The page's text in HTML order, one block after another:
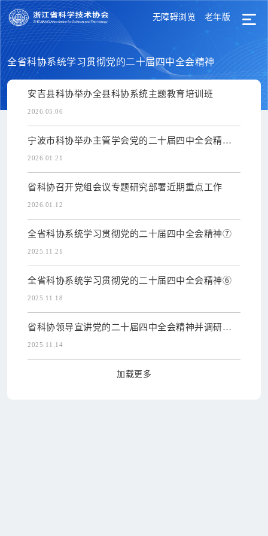
无障碍浏览 老年版
全省科协系统学习贯彻党的二十届四中全会精神
安吉县科协举办全县科协系统主题教育培训班
2026.05.06
宁波市科协举办主管学会党的二十届四中全会精神
专题学习暨年度党...
2026.01.21
省科协召开党组会议专题研究部署近期重点工作
2026.01.12
全省科协系统学习贯彻党的二十届四中全会精神⑦
2025.11.21
全省科协系统学习贯彻党的二十届四中全会精神⑥
2025.11.18
省科协领导宣讲党的二十届四中全会精神并调研科
技型企业家
2025.11.14
加载更多